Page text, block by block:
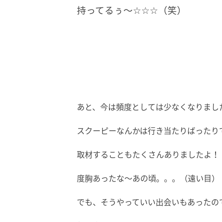
持ってるぅ～☆☆☆（笑）
あと、今は頻度としては少なくなりまし
スクーピーなんかは行き当たりばったり
取材することもたくさんありましたよ！
度胸あったな～あの頃。。。（遠い目）
でも、そうやっていい出会いもあったの